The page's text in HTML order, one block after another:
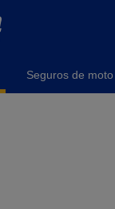
Seguros de moto